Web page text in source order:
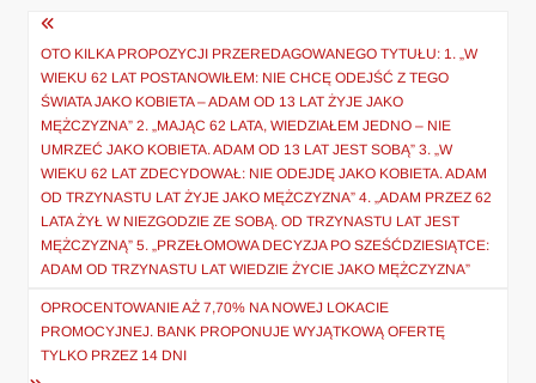
Nawigacja
wpisu
OTO KILKA PROPOZYCJI PRZEREDAGOWANEGO TYTUŁU: 1. „W
WIEKU 62 LAT POSTANOWIŁEM: NIE CHCĘ ODEJŚĆ Z TEGO
ŚWIATA JAKO KOBIETA – ADAM OD 13 LAT ŻYJE JAKO
MĘŻCZYZNA” 2. „MAJĄC 62 LATA, WIEDZIAŁEM JEDNO – NIE
UMRZEĆ JAKO KOBIETA. ADAM OD 13 LAT JEST SOBĄ” 3. „W
WIEKU 62 LAT ZDECYDOWAŁ: NIE ODEJDĘ JAKO KOBIETA. ADAM
OD TRZYNASTU LAT ŻYJE JAKO MĘŻCZYZNA” 4. „ADAM PRZEZ 62
LATA ŻYŁ W NIEZGODZIE ZE SOBĄ. OD TRZYNASTU LAT JEST
MĘŻCZYZNĄ” 5. „PRZEŁOMOWA DECYZJA PO SZEŚĆDZIESIĄTCE:
ADAM OD TRZYNASTU LAT WIEDZIE ŻYCIE JAKO MĘŻCZYZNA”
OPROCENTOWANIE AŻ 7,70% NA NOWEJ LOKACIE
PROMOCYJNEJ. BANK PROPONUJE WYJĄTKOWĄ OFERTĘ
TYLKO PRZEZ 14 DNI